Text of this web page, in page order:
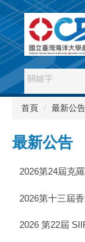
跳
到
主
要
內
容
區
首頁 最新公告
最新公告
2026第24屆克
2026第十三屆
2026 第22屆